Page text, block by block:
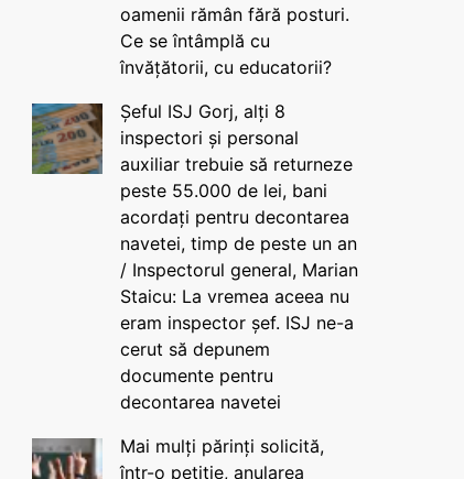
oamenii rămân fără posturi.
Ce se întâmplă cu
învățătorii, cu educatorii?
Șeful ISJ Gorj, alți 8
inspectori și personal
auxiliar trebuie să returneze
peste 55.000 de lei, bani
acordați pentru decontarea
navetei, timp de peste un an
/ Inspectorul general, Marian
Staicu: La vremea aceea nu
eram inspector șef. ISJ ne-a
cerut să depunem
documente pentru
decontarea navetei
Mai mulți părinți solicită,
într-o petiție, anularea